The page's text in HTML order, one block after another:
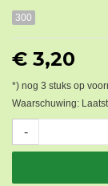
300
€ 3,20
*) nog 3 stuks op
Waarschuwing:
-